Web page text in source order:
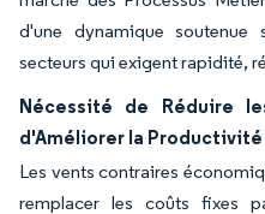
d'une dynamique soutenue
secteurs qui exigent rapidité,
Nécessité de Réduire
d'Améliorer la Productivité
Les vents contraires
remplacer les coûts fixes